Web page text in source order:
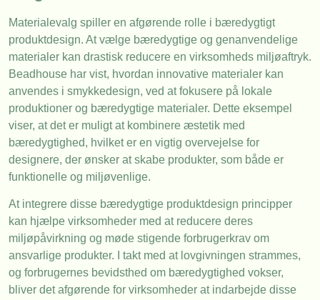
Materialevalg spiller en afgørende rolle i bæredygtigt
produktdesign. At vælge bæredygtige og genanvendelige
materialer kan drastisk reducere en virksomheds miljøaftryk.
Beadhouse har vist, hvordan innovative materialer kan
anvendes i smykkedesign, ved at fokusere på lokale
produktioner og bæredygtige materialer. Dette eksempel
viser, at det er muligt at kombinere æstetik med
bæredygtighed, hvilket er en vigtig overvejelse for
designere, der ønsker at skabe produkter, som både er
funktionelle og miljøvenlige.
At integrere disse bæredygtige produktdesign principper
kan hjælpe virksomheder med at reducere deres
miljøpåvirkning og møde stigende forbrugerkrav om
ansvarlige produkter. I takt med at lovgivningen strammes,
og forbrugernes bevidsthed om bæredygtighed vokser,
bliver det afgørende for virksomheder at indarbejde disse